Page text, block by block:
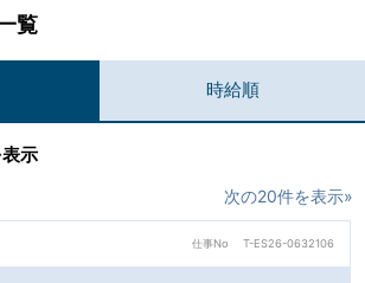
覧
時給順
示
次の20件を表示»
仕事No T-ES26-0632106